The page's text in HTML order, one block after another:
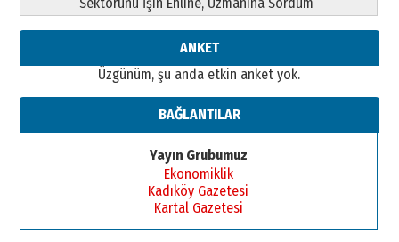
bir vizyon proje daha!
ANKET
Üzgünüm, şu anda etkin anket yok.
BAĞLANTILAR
Yayın Grubumuz
Ekonomiklik
Kadıköy Gazetesi
Kartal Gazetesi